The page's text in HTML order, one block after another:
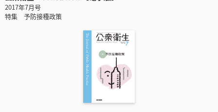
2017年7月号
特集 予防接種政策